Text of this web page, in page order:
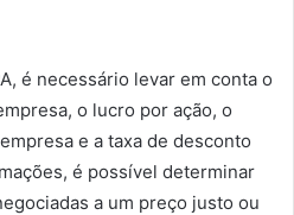
é necessário levar em conta o
o lucro por ação, o
e a taxa de desconto
é possível determinar
a um preço justo ou